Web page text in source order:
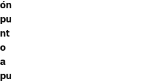
ón
pu
nt
o
a
pu